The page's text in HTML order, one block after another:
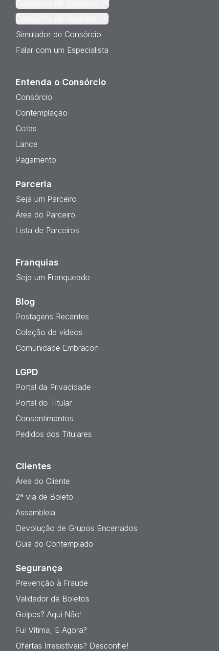
Simulador de Consórcio
Falar com um Especialista
Entenda o Consórcio
Consórcio
Contemplação
Cotas
Lance
Pagamento
Parceria
Seja um Parceiro
Área do Parceiro
Lista de Parceiros
Franquias
Seja um Franqueado
Blog
Postagens Recentes
Coleção de vídeos
Comunidade Embracon
LGPD
Portal da Privacidade
Portal do Titular
Consentimentos
Pedidos dos Titulares
Clientes
Área do Cliente
2ª via de Boleto
Assembleia
Devolução de Grupos Encerrados
Guia do Contemplado
Segurança
Prevenção à Fraude
Validador de Boletos
Golpes? Aqui Não!
Fui Vítima, E Agora?
Ofertas Irresistíveis? Desconfie!